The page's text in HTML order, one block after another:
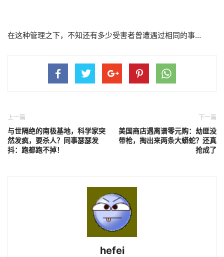
在这种管理之下，不知还有多少受害者曾遭遇过相同的事…
上一篇
与世隔绝的南极基地，科学家突
然发疯，要杀人？同事瑟瑟发
抖：跑都跑不掉！
下一篇
美国商店遇离谱零元购：劫匪没
带枪，掏出来两条大蟒蛇？还真
抢成了
hefei